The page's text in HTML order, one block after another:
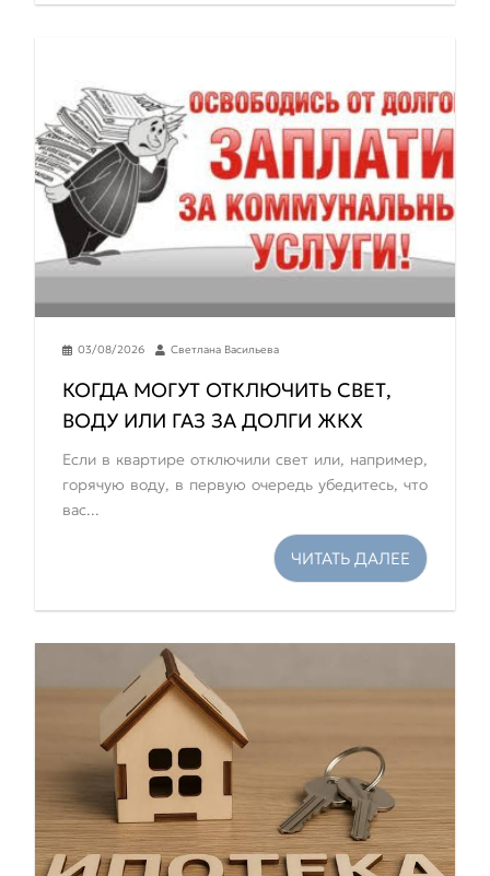
03/08/2026 Светлана Васильева
КОГДА МОГУТ ОТКЛЮЧИТЬ СВЕТ,
ВОДУ ИЛИ ГАЗ ЗА ДОЛГИ ЖКХ
Если в квартире отключили свет или, например,
горячую воду, в первую очередь убедитесь, что
вас...
ЧИТАТЬ ДАЛЕЕ